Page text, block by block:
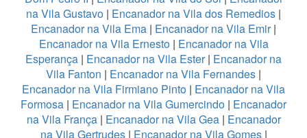
na Vila Gustavo | Encanador na Vila dos Remedios |
Encanador na Vila Ema | Encanador na Vila Emir|
Encanador na Vila Ernesto| Encanador na Vila
Esperança | Encanador na Vila Ester| Encanador na
Vila Fanton | Encanador na Vila Fernandes |
Encanador na Vila Firmiano Pinto | Encanador na Vila
Formosa | Encanador na Vila Gumercindo | Encanador
na Vila França| Encanador na Vila Gea| Encanador
na Vila Gertrudes| Encanador na Vila Gomes|